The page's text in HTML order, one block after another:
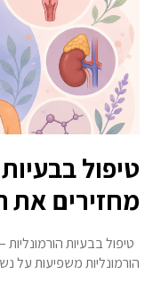
טיפול
מחזירים את
טיפול בבעיות
הורמונליות משפיעות על